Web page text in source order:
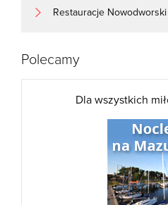
Restauracje Nowodworski
Polecamy
Dla wszystkich